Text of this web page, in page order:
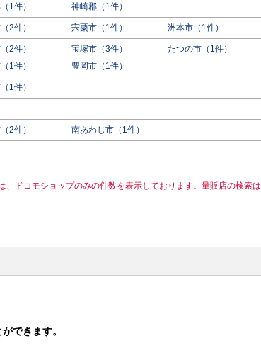
1件） 神崎郡（1件）
2件） 宍粟市（1件） 洲本市（1件）
2件） 宝塚市（3件）
たつの市（1件）
1件） 豊岡市（1件）
1件）
2件） 南あわじ市（1件）
、ドコモショップのみの件数を表示しております。量販店の検索は
できます。